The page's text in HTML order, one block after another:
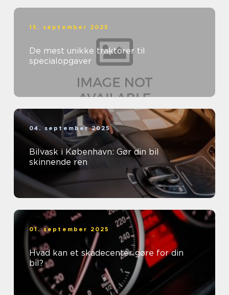
15. september 2025
De mest unikke traktorer til
specialopgaver
04. september 2025
Bilvask i København: Gør din bil
skinnende ren
01. september 2025
Hvad kan et skadecenter gøre for din
bil?